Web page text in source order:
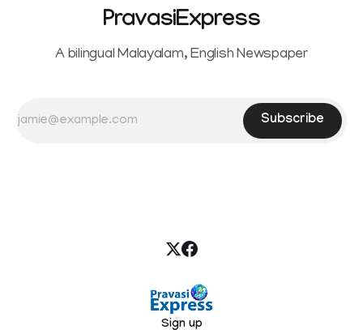
PravasiExpress
A bilingual Malayalam, English Newspaper
Subscribe
Sign up